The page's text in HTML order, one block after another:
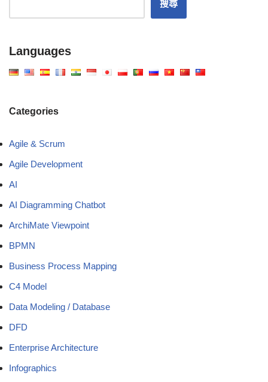
搜尋
Languages
Categories
Agile & Scrum
Agile Development
AI
AI Diagramming Chatbot
ArchiMate Viewpoint
BPMN
Business Process Mapping
C4 Model
Data Modeling / Database
DFD
Enterprise Architecture
Infographics